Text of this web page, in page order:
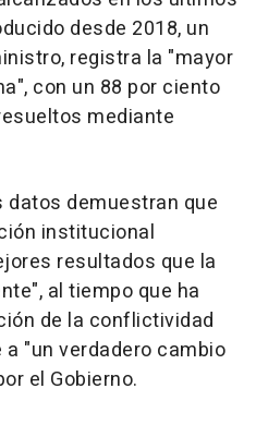
desde 2018, un
registra la "mayor
con un 88 por ciento
mediante
datos demuestran que
institucional
resultados que la
al tiempo que ha
de la conflictividad
"un verdadero cambio
el Gobierno.